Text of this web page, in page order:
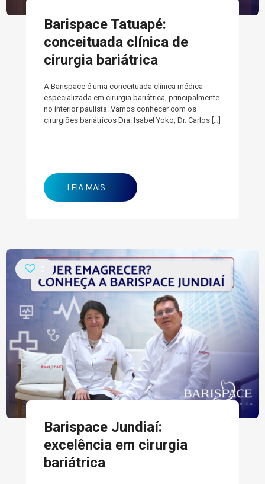
Barispace Tatuapé:
conceituada clínica de
cirurgia bariátrica
A Barispace é uma conceituada clínica médica
especializada em cirurgia bariátrica, principalmente
no interior paulista. Vamos conhecer com os
cirurgiões bariátricos Dra. Isabel Yoko, Dr. Carlos
LEIA MAIS
Barispace Jundiaí:
excelência em cirurgia
bariátrica